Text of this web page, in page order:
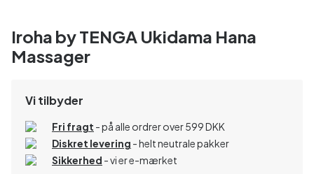
Iroha by TENGA Ukidama Hana
Massager
Vi tilbyder
Fri fragt - på alle ordrer over 599 DKK
Diskret levering - helt neutrale pakker
Sikkerhed - vi er e-mærket